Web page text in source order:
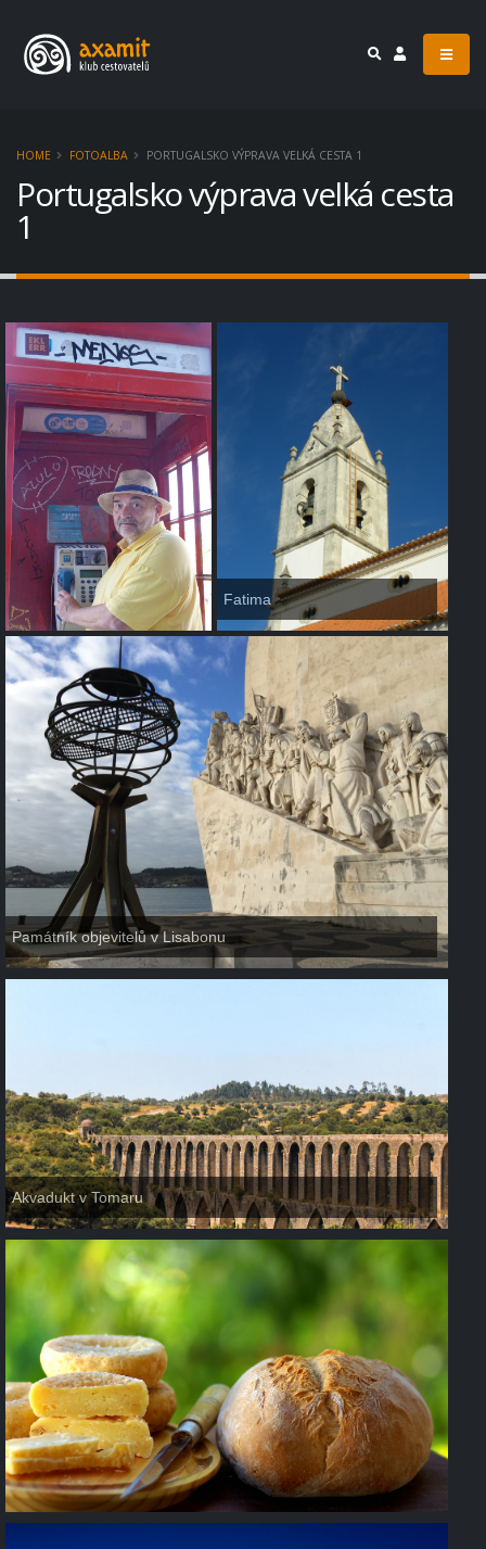
HOME FOTOALBA PORTUGALSKO VÝPRAVA VELKÁ CESTA 1
Portugalsko výprava velká cesta
1
Fatima
Památník objevitelů v Lisabonu
Akvadukt v Tomaru